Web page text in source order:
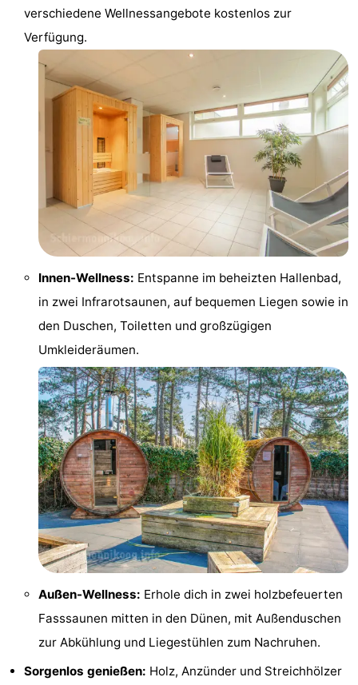
verschiedene Wellnessangebote kostenlos zur
Verfügung.
Innen-Wellness: Entspanne im beheizten Hallenbad,
in zwei Infrarotsaunen, auf bequemen Liegen sowie in
den Duschen, Toiletten und großzügigen
Umkleideräumen.
Außen-Wellness: Erhole dich in zwei holzbefeuerten
Fasssaunen mitten in den Dünen, mit Außenduschen
zur Abkühlung und Liegestühlen zum Nachruhen.
Sorgenlos genießen: Holz, Anzünder und Streichhölzer